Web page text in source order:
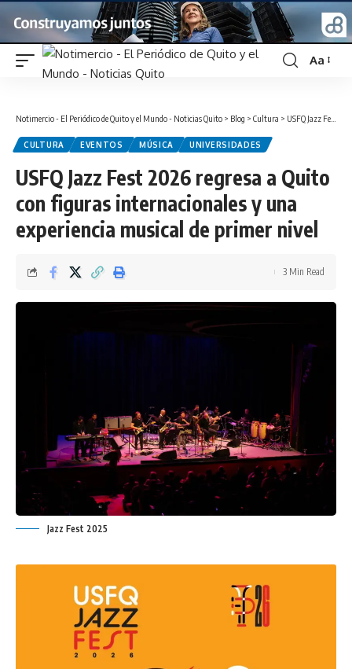
Font
Aa
Notimercio - El Periódico de Quito y el Mundo - Noticias Quito > Blog > Cultura > USFQ Jazz Fest 2026 regresa a Quito con figuras internacionales y una experiencia musical de primer nivel
CULTURA EVENTOS MÚSICA UNIVERSIDADES
USFQ Jazz Fest 2026 regresa a Quito
con figuras internacionales y una
experiencia musical de primer nivel
3 Min Read
Jazz Fest 2025